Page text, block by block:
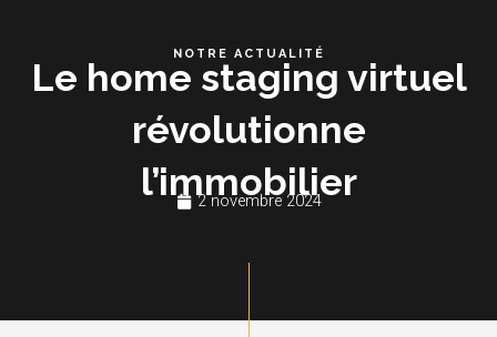
contenu
NOTRE ACTUALITÉ
Le home staging virtuel
révolutionne
l’immobilier
2 novembre 2024